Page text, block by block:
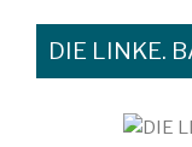
DIE LINKE.